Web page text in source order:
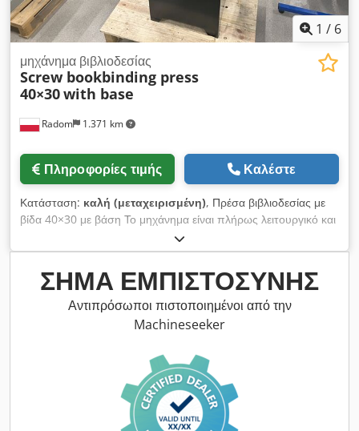
1 / 6
Radom 1.371 km
μηχάνημα βιβλιοδεσίας
Screw bookbinding press
40×30with base
Πληροφορίες τιμής Καλέστε
Κατάσταση: καλή (μεταχειρισμένη), Πρέσα βιβλιοδεσίας με
βίδα 40×30 με βάση Το μηχάνημα είναι πλήρως λειτουργικό και
έτοιμο προς χρήση. Chjdpezdat Refx Aguoa Διαστάσεις:
400×300 mm Πίεση: 3 τόνοι Κατασκευάστηκε στη Γερμανία.
ΣΉΜΑ ΕΜΠΙΣΤΟΣΎΝΗΣ
Αντιπρόσωποι πιστοποιημένοι από την
Machineseeker